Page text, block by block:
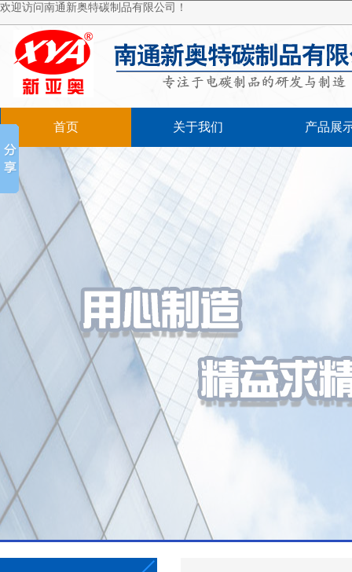
欢迎访问南通新奥特碳制品有限公司！
首页 关于我们 产品展